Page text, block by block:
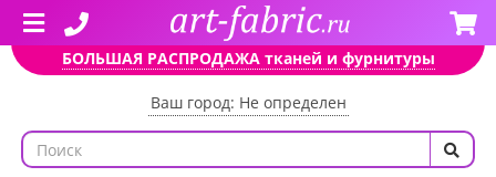
БОЛЬШАЯ РАСПРОДАЖА тканей и фурнитуры
Ваш город: Не определен